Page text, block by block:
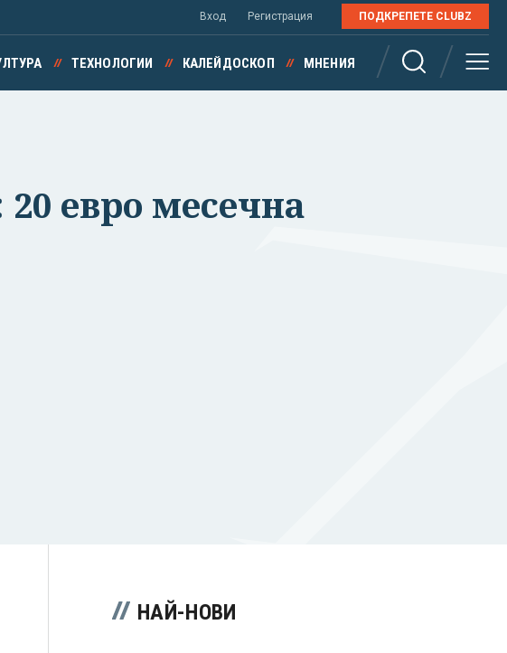
Вход Регистрация ПОДКРЕПЕТЕ CLUBZ
ТЕХНОЛОГИИ КАЛЕЙДОСКОП МНЕНИЯ
евро месечна
НАЙ-НОВИ